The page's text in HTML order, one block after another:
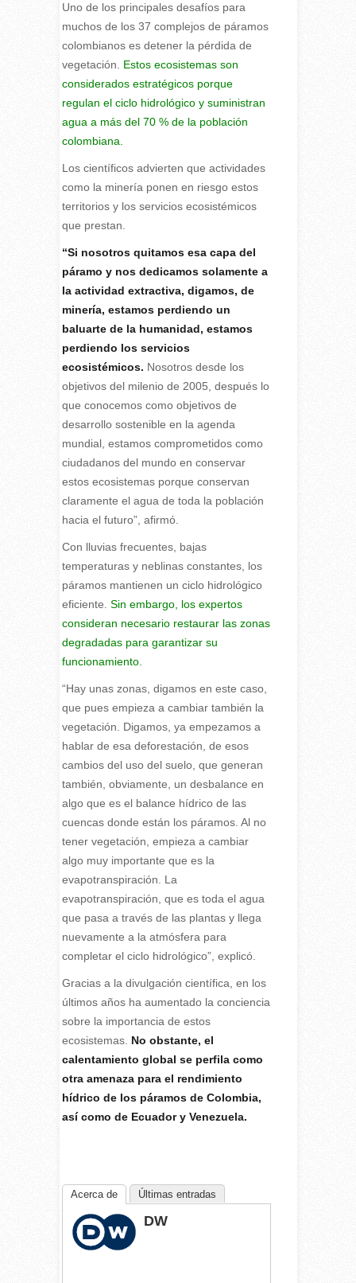
Uno de los principales desafíos para
muchos de los 37 complejos de páramos
colombianos es detener la pérdida de
vegetación. Estos ecosistemas son
considerados estratégicos porque
regulan el ciclo hidrológico y suministran
agua a más del 70 % de la población
colombiana.
Los científicos advierten que actividades
como la minería ponen en riesgo estos
territorios y los servicios ecosistémicos
que prestan.
“Si nosotros quitamos esa capa del
páramo y nos dedicamos solamente a
la actividad extractiva, digamos, de
minería, estamos perdiendo un
baluarte de la humanidad, estamos
perdiendo los servicios
ecosistémicos. Nosotros desde los
objetivos del milenio de 2005, después lo
que conocemos como objetivos de
desarrollo sostenible en la agenda
mundial, estamos comprometidos como
ciudadanos del mundo en conservar
estos ecosistemas porque conservan
claramente el agua de toda la población
hacia el futuro”, afirmó.
Con lluvias frecuentes, bajas
temperaturas y neblinas constantes, los
páramos mantienen un ciclo hidrológico
eficiente. Sin embargo, los expertos
consideran necesario restaurar las zonas
degradadas para garantizar su
funcionamiento.
“Hay unas zonas, digamos en este caso,
que pues empieza a cambiar también la
vegetación. Digamos, ya empezamos a
hablar de esa deforestación, de esos
cambios del uso del suelo, que generan
también, obviamente, un desbalance en
algo que es el balance hídrico de las
cuencas donde están los páramos. Al no
tener vegetación, empieza a cambiar
algo muy importante que es la
evapotranspiración. La
evapotranspiración, que es toda el agua
que pasa a través de las plantas y llega
nuevamente a la atmósfera para
completar el ciclo hidrológico”, explicó.
Gracias a la divulgación científica, en los
últimos años ha aumentado la conciencia
sobre la importancia de estos
ecosistemas. No obstante, el
calentamiento global se perfila como
otra amenaza para el rendimiento
hídrico de los páramos de Colombia,
así como de Ecuador y Venezuela.
Acerca de Últimas entradas
DW